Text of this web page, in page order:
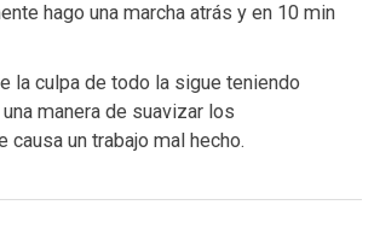
hago una marcha atrás y en 10 min
la culpa de todo la sigue teniendo
manera de suavizar los
causa un trabajo mal hecho.